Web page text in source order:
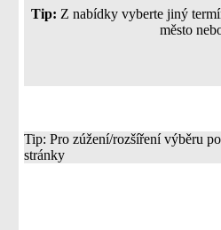
Tip: Z nabídky vyberte jiný
město
Tip: Pro zúžení/rozšíření výběru
stránky